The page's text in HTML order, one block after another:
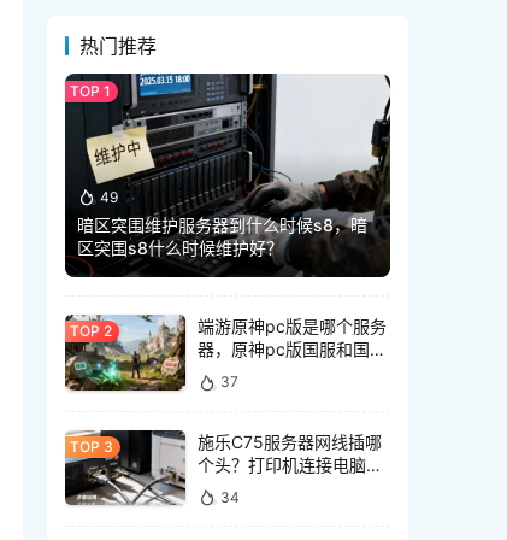
热门推荐
49
暗区突围维护服务器到什么时候s8，暗
区突围s8什么时候维护好？
端游原神pc版是哪个服务
器，原神pc版国服和国际
服有什么区别
37
施乐C75服务器网线插哪
个头？打印机连接电脑网
线接口怎么选
34